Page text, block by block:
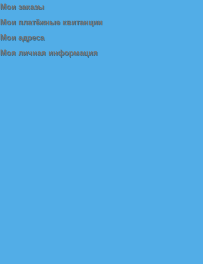
Мои заказы
Мои платёжные квитанции
Мои адреса
Моя личная информация